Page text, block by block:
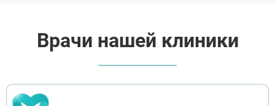
Врачи нашей клиники